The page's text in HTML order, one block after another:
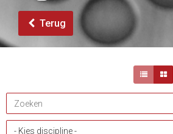
Terug